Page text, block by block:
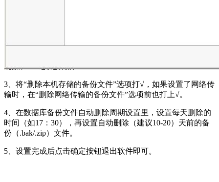
3、将“删除本机存储的备份文件”选项打√，如果设置了网络传
输时，在“删除网络传输的备份文件”选项前也打上√。
4、在数据库备份文件自动删除周期设置里，设置每天删除的
时间（如17：30），再设置自动删除（建议10-20）天前的备
份（.bak/.zip）文件。
5、设置完成后点击确定按钮退出软件即可。